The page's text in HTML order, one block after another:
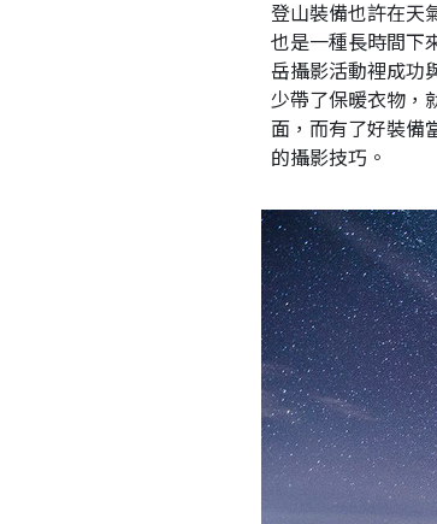
登山裝備也許在天
也是一種長時間下
岳攝影活動裡成功
少帶了保暖衣物，
面，而有了好裝備
的攝影技巧。